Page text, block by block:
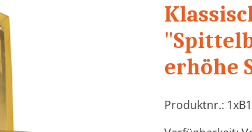
erhöhe
Produktnr.: